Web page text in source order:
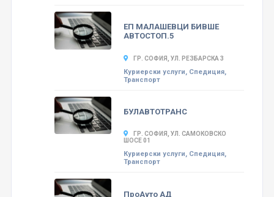
ЕП МАЛАШЕВЦИ БИВШЕ
АВТОСТОП.5
ГР. СОФИЯ, УЛ. РЕЗБАРСКА 3
Куриерски услуги, Спедиция,
Транспорт
БУЛАВТОТРАНС
ГР. СОФИЯ, УЛ. САМОКОВСКО
ШОСЕ 01
Куриерски услуги, Спедиция,
Транспорт
ПроАуто АД